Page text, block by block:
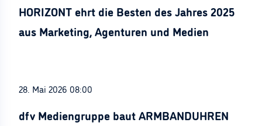
HORIZONT ehrt die Besten des Jahres 2025
aus Marketing, Agenturen und Medien
28. Mai 2026 08:00
dfv Mediengruppe baut ARMBANDUHREN